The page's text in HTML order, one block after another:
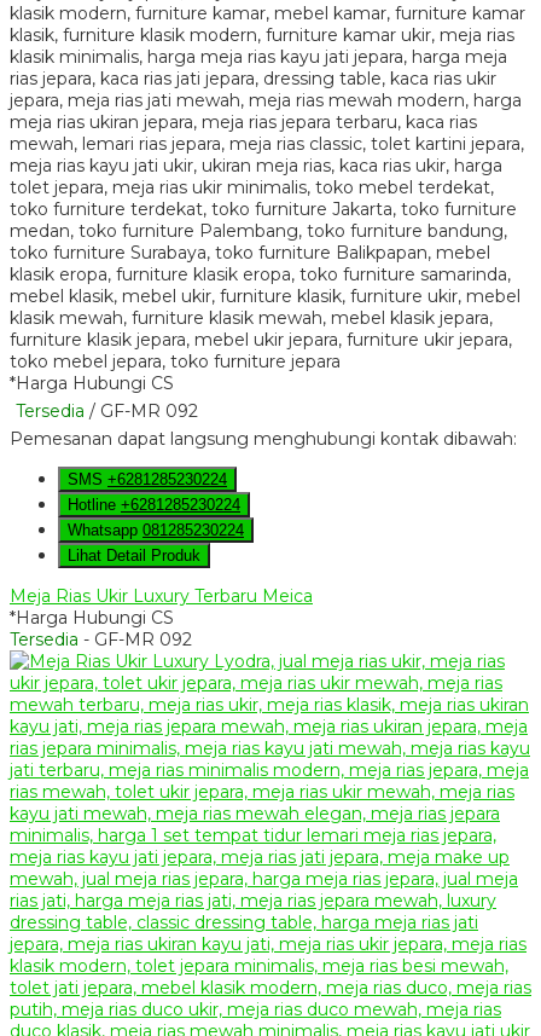
*Harga Hubungi CS
Tersedia / GF-MR 092
Pemesanan dapat langsung menghubungi kontak dibawah:
SMS +6281285230224
Hotline +6281285230224
Whatsapp 081285230224
Lihat Detail Produk
Meja Rias Ukir Luxury Terbaru Meica
*Harga Hubungi CS
Tersedia - GF-MR 092